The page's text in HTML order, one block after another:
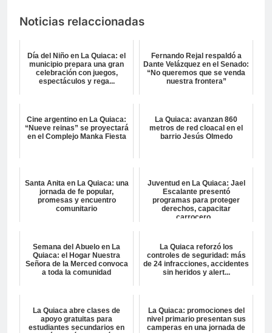
Noticias relaccionadas
Día del Niño en La Quiaca: el
municipio prepara una gran
celebración con juegos,
espectáculos y rega...
Fernando Rejal respaldó a
Dante Velázquez en el Senado:
“No queremos que se venda
nuestra frontera”
Cine argentino en La Quiaca:
“Nueve reinas” se proyectará
en el Complejo Manka Fiesta
La Quiaca: avanzan 860
metros de red cloacal en el
barrio Jesús Olmedo
Santa Anita en La Quiaca: una
jornada de fe popular,
promesas y encuentro
comunitario
Juventud en La Quiaca: Jael
Escalante presentó
programas para proteger
derechos, capacitar
carrocero...
Semana del Abuelo en La
Quiaca: el Hogar Nuestra
Señora de la Merced convoca
a toda la comunidad
La Quiaca reforzó los
controles de seguridad: más
de 24 infracciones, accidentes
sin heridos y alert...
La Quiaca abre clases de
apoyo gratuitas para
estudiantes secundarios en
La Quiaca: promociones del
nivel primario presentan sus
camperas en una jornada de